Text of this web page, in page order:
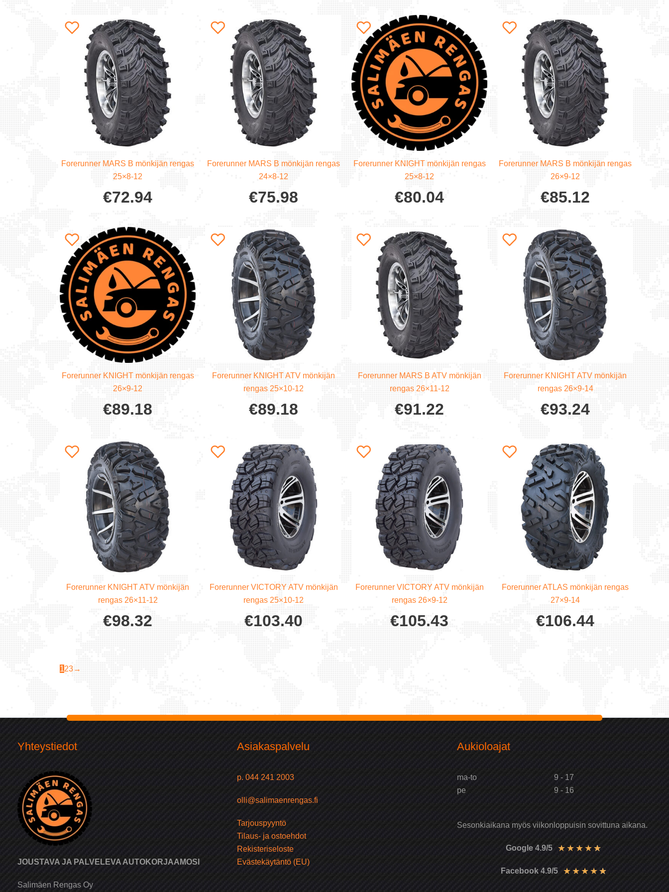
Forerunner MARS B mönkijän rengas
25×8-12
€72.94
Forerunner MARS B mönkijän rengas
24×8-12
€75.98
Forerunner KNIGHT mönkijän rengas
25×8-12
€80.04
Forerunner MARS B mönkijän rengas
26×9-12
€85.12
Forerunner KNIGHT mönkijän rengas
26×9-12
€89.18
Forerunner KNIGHT ATV mönkijän
rengas 25×10-12
€89.18
Forerunner MARS B ATV mönkijän
rengas 26×11-12
€91.22
Forerunner KNIGHT ATV mönkijän
rengas 26×9-14
€93.24
Forerunner KNIGHT ATV mönkijän
rengas 26×11-12
€98.32
Forerunner VICTORY ATV mönkijän
rengas 25×10-12
€103.40
Forerunner VICTORY ATV mönkijän
rengas 26×9-12
€105.43
Forerunner ATLAS mönkijän rengas
27×9-14
€106.44
123→
Yhteystiedot
JOUSTAVA JA PALVELEVA AUTOKORJAAMOSI
Salimäen Rengas Oy
Asiakaspalvelu
p. 044 241 2003
olli@salimaenrengas.fi
Tarjouspyyntö
Tilaus- ja ostoehdot
Rekisteriseloste
Evästekäytäntö (EU)
Aukioloajat
ma-to
9 - 17
pe
9 - 16
Sesonkiaikana myös viikonloppuisin sovittuna aikana.
Google 4.9/5 ★ ★ ★ ★ ★
Facebook 4.9/5 ★ ★ ★ ★ ★